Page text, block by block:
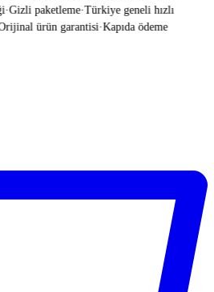
·Gizli paketleme·Türkiye geneli hızlı
ürün garantisi·Kapıda ödeme